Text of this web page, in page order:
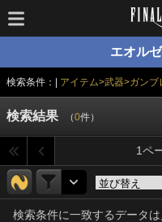
エオル
検索条件：| アイテム>武器>ガンブ
検索結果 （0件）
1ペ
検索条件に一致するデータは